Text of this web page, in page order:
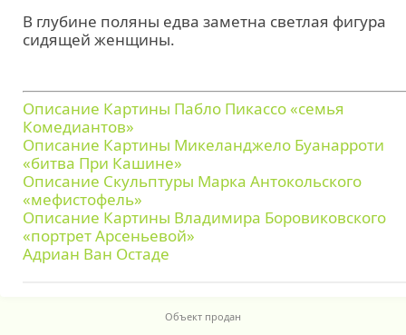
В глубине поляны едва заметна светлая фигура
сидящей женщины.
Описание Картины Пабло Пикассо «семья
Комедиантов»
Описание Картины Микеланджело Буанарроти
«битва При Кашине»
Описание Скульптуры Марка Антокольского
«мефистофель»
Описание Картины Владимира Боровиковского
«портрет Арсеньевой»
Адриан Ван Остаде
Объект продан